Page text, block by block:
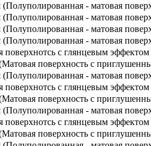
- матовая
- матовая
- матовая
- матовая
поверхнотсь с глянцевым эффектом
поверхность с
- матовая
поверхнотсь с глянцевым эффектом
поверхность с
- матовая
поверхнотсь с глянцевым эффектом
поверхность с